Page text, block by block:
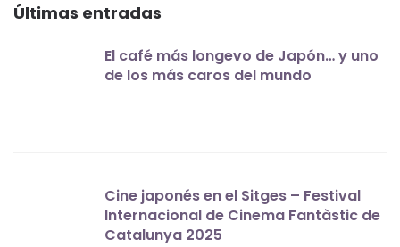
Últimas entradas
El café más longevo de Japón… y uno
de los más caros del mundo
Cine japonés en el Sitges – Festival
Internacional de Cinema Fantàstic de
Catalunya 2025